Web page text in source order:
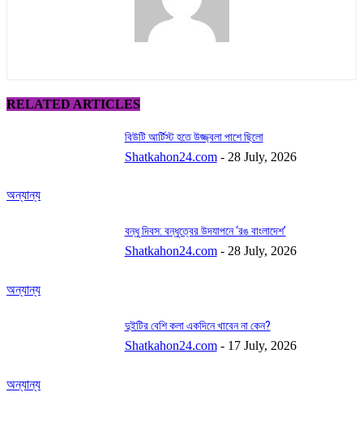
RELATED ARTICLES
অন্যান্য
বিউটি আর্টিস্ট হতে উজ্জ্বলা পাশে ছিলো
Shatkahon24.com - 28 July, 2026
অন্যান্য
বন্ধু দিবস: বন্ধুত্বের উদযাপনে ‘রঙ বাংলাদেশ’
Shatkahon24.com - 28 July, 2026
অন্যান্য
দুইটির বেশি কলা একদিনে খাবেন না কেন?
Shatkahon24.com - 17 July, 2026